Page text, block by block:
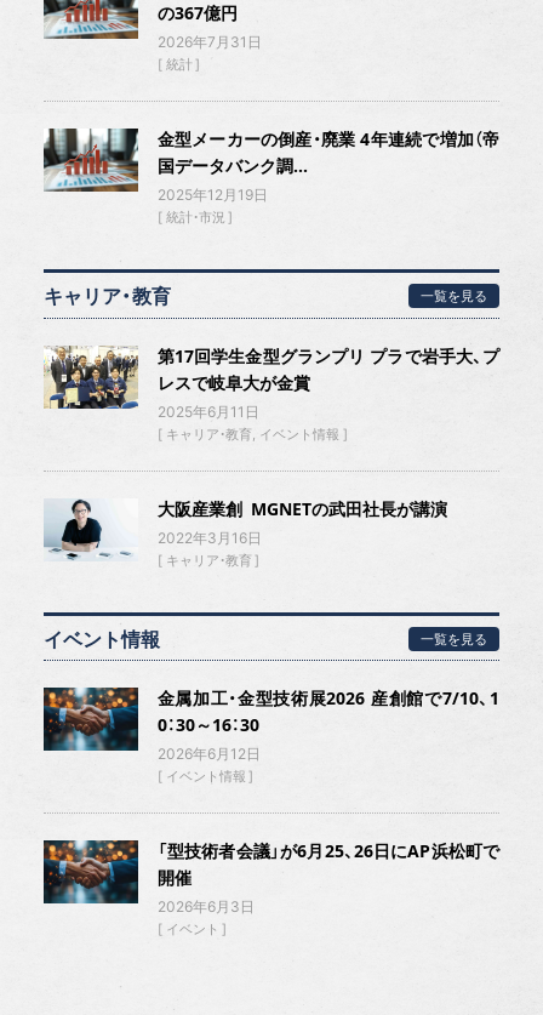
の367億円
2026年7月31日
統計
金型メーカーの倒産・廃業 4年連続で増加（帝
国データバンク調...
2025年12月19日
統計・市況
キャリア・教育 一覧を見る
第17回学生金型グランプリ プラで岩手大、プ
レスで岐阜大が金賞
2025年6月11日
キャリア・教育 イベント情報
大阪産業創 MGNETの武田社長が講演
2022年3月16日
キャリア・教育
イベント情報 一覧を見る
金属加工・金型技術展2026 産創館で7/10、1
0：30～16：30
2026年6月12日
イベント情報
「型技術者会議」が6月25、26日にAP浜松町で
開催
2026年6月3日
イベント